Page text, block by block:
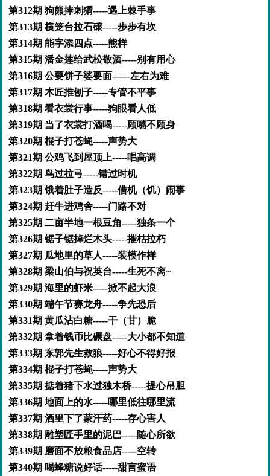
第312期 狗熊捧刺猬-----遇上棘手事
第313期 横笼台拉石磙-----步步有坎
第314期 能字添四点-----熊样
第315期 潘金莲给武松敬酒-----别有用心
第316期 公要饼子婆要面------左右为难
第317期 木匠推刨子-----专管不平事
第318期 看衣裳行事-----狗眼看人低
第319期 当了衣裳打酒喝-----顾嘴不顾身
第320期 棍子打苍蝇-----声势大
第321期 公鸡飞到屋顶上-----唱高调
第322期 鸟过拉弓-----错过时机
第323期 饿着肚子造反-----借机（饥）闹事
第324期 赶牛进鸡舍-----门路不对
第325期 二亩半地一根豆角-----独条一个
第326期 锯子锯掉烂木头-----摧枯拉朽
第327期 瓜地里的草人-----装模作样
第328期 梁山伯与祝英台-----生死不离~
第329期 海里的虾米-----掀不起大浪
第330期 端午节赛龙舟-----争先恐后
第331期 黄瓜沾白糖-----干（甘）脆
第332期 拿着钱币比碾盘-----大小都不知道
第333期 东郭先生救狼-----好心不得好报
第334期 棍子打苍蝇-----声势大
第335期 掂着猪下水过独木桥-----提心吊胆
第336期 地面上的水-----哪里低往哪里流
第337期 酒里下了蒙汗药-----存心害人
第338期 雕塑匠手里的泥巴-----随心所欲
第339期 磨面不放粮食品店-----空转
第340期 喝蜂糖说好话-----甜言蜜语